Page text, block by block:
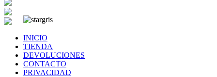
INICIO
TIENDA
DEVOLUCIONES
CONTACTO
PRIVACIDAD